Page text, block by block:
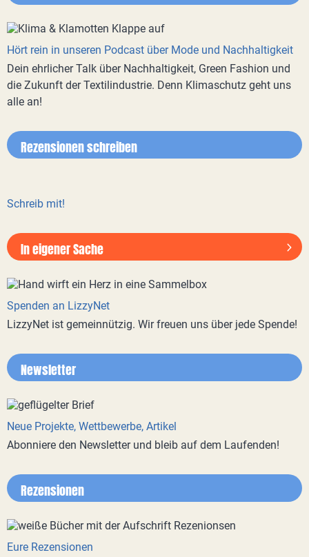
Hört rein in unseren Podcast über Mode und Nachhaltigkeit
Dein ehrlicher Talk über Nachhaltigkeit, Green Fashion und
die Zukunft der Textilindustrie. Denn Klimaschutz geht uns
alle an!
Rezensionen schreiben
Schreib mit!
In eigener Sache
Spenden an LizzyNet
LizzyNet ist gemeinnützig. Wir freuen uns über jede Spende!
Newsletter
Neue Projekte, Wettbewerbe, Artikel
Abonniere den Newsletter und bleib auf dem Laufenden!
Rezensionen
Eure Rezensionen